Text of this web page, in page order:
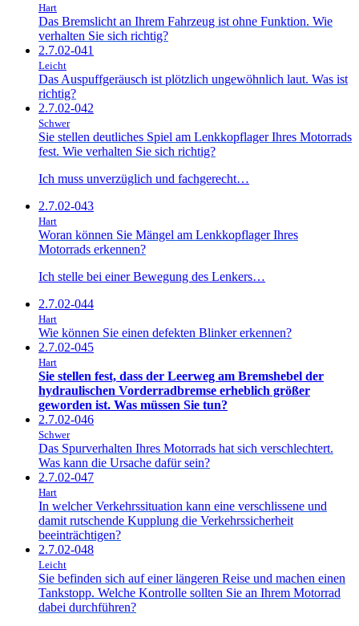
Hart
Das Bremslicht an Ihrem Fahrzeug ist ohne Funktion. Wie
verhalten Sie sich richtig?
2.7.02-041
Leicht
Das Auspuffgeräusch ist plötzlich ungewöhnlich laut. Was ist
richtig?
2.7.02-042
Schwer
Sie stellen deutliches Spiel am Lenkkopflager Ihres Motorrads
fest. Wie verhalten Sie sich richtig?
Ich muss unverzüglich und fachgerecht…
2.7.02-043
Hart
Woran können Sie Mängel am Lenkkopflager Ihres
Motorrads erkennen?
Ich stelle bei einer Bewegung des Lenkers…
2.7.02-044
Hart
Wie können Sie einen defekten Blinker erkennen?
2.7.02-045
Hart
Sie stellen fest, dass der Leerweg am Bremshebel der
hydraulischen Vorderradbremse erheblich größer
geworden ist. Was müssen Sie tun?
2.7.02-046
Schwer
Das Spurverhalten Ihres Motorrads hat sich verschlechtert.
Was kann die Ursache dafür sein?
2.7.02-047
Hart
In welcher Verkehrssituation kann eine verschlissene und
damit rutschende Kupplung die Verkehrssicherheit
beeinträchtigen?
2.7.02-048
Leicht
Sie befinden sich auf einer längeren Reise und machen einen
Tankstopp. Welche Kontrolle sollten Sie an Ihrem Motorrad
dabei durchführen?